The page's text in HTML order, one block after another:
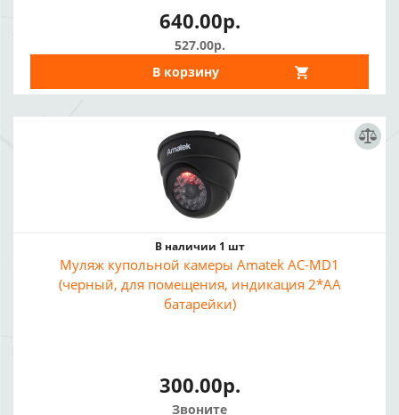
640.00р.
527.00р.
В корзину
В наличии 1 шт
Муляж купольной камеры Amatek AC-MD1
(черный, для помещения, индикация 2*AA
батарейки)
300.00р.
Звоните